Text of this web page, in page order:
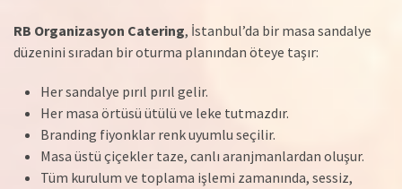
RB Organizasyon Catering, İstanbul’da bir masa sandalye
düzenini sıradan bir oturma planından öteye taşır:
Her sandalye pırıl pırıl gelir.
Her masa örtüsü ütülü ve leke tutmazdır.
Branding fiyonklar renk uyumlu seçilir.
Masa üstü çiçekler taze, canlı aranjmanlardan oluşur.
Tüm kurulum ve toplama işlemi zamanında, sessiz,